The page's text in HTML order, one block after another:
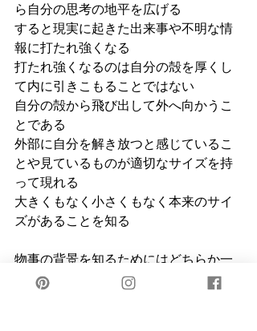
ら自分の思考の地平を広げる
すると現実に起きた出来事や不明な情
報に打たれ強くなる
打たれ強くなるのは自分の殻を厚くし
て内に引きこもることではない
自分の殻から飛び出して外へ向かうこ
とである
外部に自分を解き放つと感じているこ
とや見ているものが適切なサイズを持
って現れる
大きくもなく小さくもなく本来のサイ
ズがあることを知る
物事の背景を知るためにはどちらか一
方の判断だけでなく、反対の意見や言